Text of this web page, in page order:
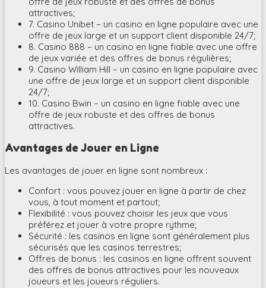
attractives;
7. Casino Unibet – un casino en ligne populaire avec une
offre de jeux large et un support client disponible 24/7;
8. Casino 888 – un casino en ligne fiable avec une offre
de jeux variée et des offres de bonus régulières;
9. Casino William Hill – un casino en ligne populaire avec
une offre de jeux large et un support client disponible
24/7;
10. Casino Bwin – un casino en ligne fiable avec une
offre de jeux robuste et des offres de bonus
attractives.
Avantages de Jouer en Ligne
Les avantages de jouer en ligne sont nombreux :
Confort : vous pouvez jouer en ligne à partir de chez
vous, à tout moment et partout;
Flexibilité : vous pouvez choisir les jeux que vous
préférez et jouer à votre propre rythme;
Sécurité : les casinos en ligne sont généralement plus
sécurisés que les casinos terrestres;
Offres de bonus : les casinos en ligne offrent souvent
des offres de bonus attractives pour les nouveaux
joueurs et les joueurs réguliers.